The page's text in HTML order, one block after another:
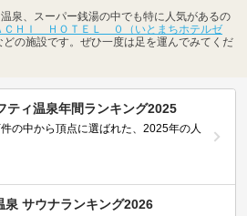
泉、スーパー銭湯の中でも特に人気があるの
ＣＨＩ ＨＯＴＥＬ ０（いとまちホテルゼ
どの施設です。ぜひ一度は足を運んでみてくだ
ティ温泉年間ランキング2025
の中から頂点に選ばれた、2025年の人
泉 サウナランキング2026